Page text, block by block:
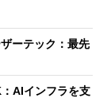
ーテック：最先
AIインフラを支